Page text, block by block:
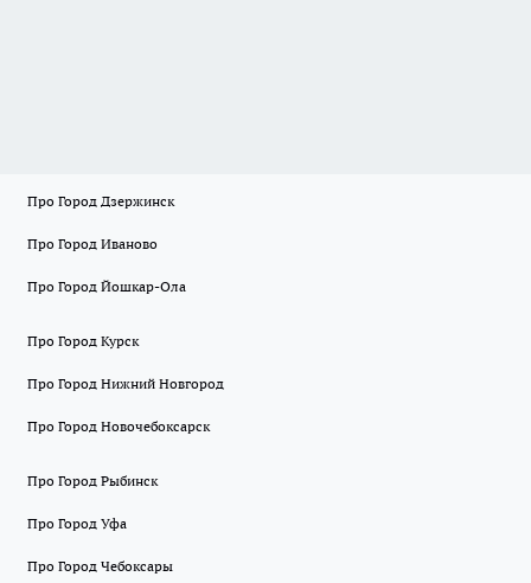
Про Город Дзержинск
Про Город Иваново
Про Город Йошкар-Ола
Про Город Курск
Про Город Нижний Новгород
Про Город Новочебоксарск
Про Город Рыбинск
Про Город Уфа
Про Город Чебоксары